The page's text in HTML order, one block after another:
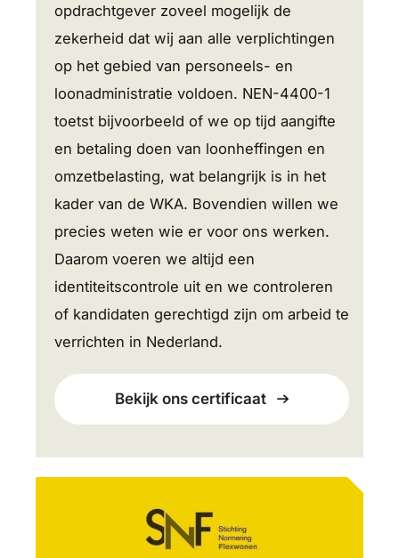
opdrachtgever zoveel mogelijk de
zekerheid dat wij aan alle verplichtingen
op het gebied van personeels- en
loonadministratie voldoen. NEN-4400-1
toetst bijvoorbeeld of we op tijd aangifte
en betaling doen van loonheffingen en
omzetbelasting, wat belangrijk is in het
kader van de WKA. Bovendien willen we
precies weten wie er voor ons werken.
Daarom voeren we altijd een
identiteitscontrole uit en we controleren
of kandidaten gerechtigd zijn om arbeid te
verrichten in Nederland.
Bekijk ons certificaat